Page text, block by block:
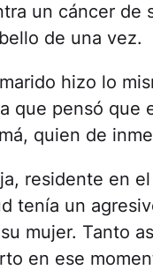
un cáncer de
de una vez.
hizo lo
que pensó que
quien de
residente en
tenía un
mujer. Tanto
en ese